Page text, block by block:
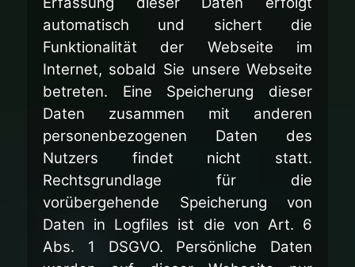
automatisch und sichert die
Funktionalität der Webseite im
Internet, sobald Sie unsere Webseite
betreten. Eine Speicherung dieser
Daten zusammen mit anderen
personenbezogenen Daten des
Nutzers findet nicht statt.
Rechtsgrundlage für die
vorübergehende Speicherung von
Daten in Logfiles ist die von Art. 6
Abs. 1 DSGVO. Persönliche Daten